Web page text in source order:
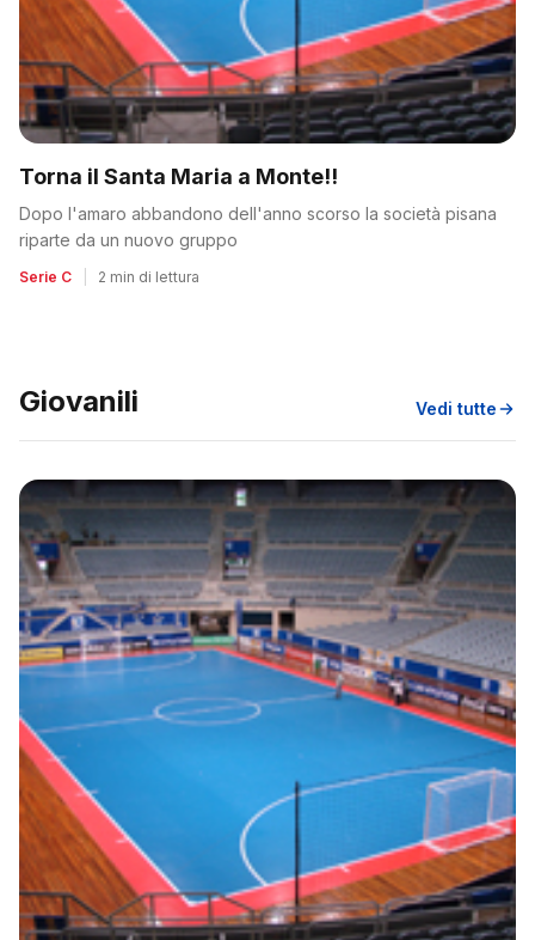
Torna il Santa Maria a Monte!!
Dopo l'amaro abbandono dell'anno scorso la società pisana
riparte da un nuovo gruppo
Serie C 2 min di lettura
Giovanili Vedi tutte